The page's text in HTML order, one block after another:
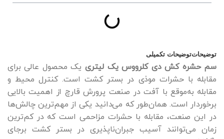
توضیحاتتوضیحات تکمیلی
سم حشره کش دی کلرووس یک لیتری یک محصول عالی برای
مقابله با حشرات موذی در بستر کشت است. کنترل محیط و
مقابله به‌موقع با آفت در صنعت پرورش قارچ از اهمیت بالایی
برخوردار است. همان‌طور که می‌دانید یکی از مهم‌ترین چالش‌ها
در این صنعت، مقابله با حشرات مزاحمی است که در کم‌ترین
زمان می‌توانند آسیب جبران‌ناپذیری در بستر کشت برجای